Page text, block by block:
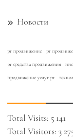
Новости
pr продвижение pr
pr средства продвижения
продвижение услуг pr
Total Visits: 5 141
Total Visitors: 3